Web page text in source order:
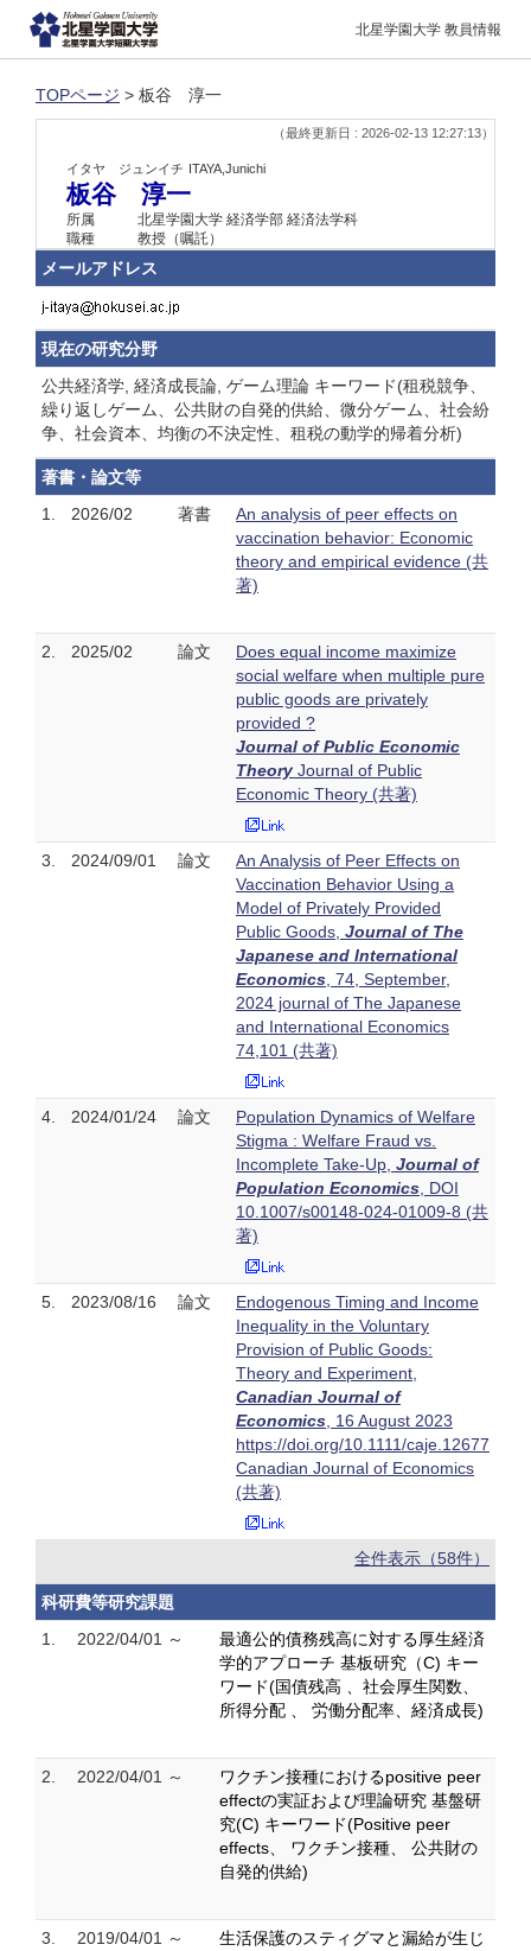
北星学園大学 教員情報
TOPページ > 板谷 淳一
（最終更新日 : 2026-02-13 12:27:13）
イタヤ ジュンイチ ITAYA,Junichi
板谷 淳一
所属
北星学園大学 経済学部 経済法学科
職種
教授（嘱託）
メールアドレス
現在の研究分野
公共経済学, 経済成長論, ゲーム理論 キーワード(租税競争、
繰り返しゲーム、公共財の自発的供給、微分ゲーム、社会紛
争、社会資本、均衡の不決定性、租税の動学的帰着分析)
著書・論文等
1.
2026/02 著書
An analysis of peer effects on
vaccination behavior: Economic
theory and empirical evidence (共
著)
2. 2025/02 論文
Does equal income maximize
social welfare when multiple pure
public goods are privately
provided ?
Journal of Public Economic
Theory Journal of Public
Economic Theory (共著)
3. 2024/09/01 論文
An Analysis of Peer Effects on
Vaccination Behavior Using a
Model of Privately Provided
Public Goods, Journal of The
Japanese and International
Economics , 74, September,
2024 journal of The Japanese
and International Economics
74,101 (共著)
4. 2024/01/24 論文
Population Dynamics of Welfare
Stigma : Welfare Fraud vs.
Incomplete Take-Up, Journal of
Population Economics , DOI
10.1007/s00148-024-01009-8 (共
著)
5. 2023/08/16 論文
Endogenous Timing and Income
Inequality in the Voluntary
Provision of Public Goods:
Theory and Experiment,
Canadian Journal of
Economics , 16 August 2023
https://doi.org/10.1111/caje.12677
Canadian Journal of Economics
(共著)
全件表示（58件）
科研費等研究課題
1.
2022/04/01 ～
最適公的債務残高に対する厚生経済
学的アプローチ 基板研究（C) キー
ワード(国債残高 、社会厚生関数、
所得分配 、 労働分配率、経済成長)
2. 2022/04/01 ～
ワクチン接種におけるpositive peer
effectの実証および理論研究 基盤研
究(C) キーワード(Positive peer
effects、 ワクチン接種、 公共財の
自発的供給)
3.
2019/04/01 ～
生活保護のスティグマと漏給が生じ